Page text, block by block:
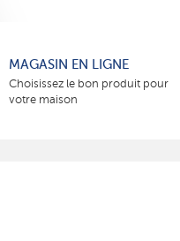
MAGASIN EN LIGNE
Choisissez le bon produit pour
votre maison